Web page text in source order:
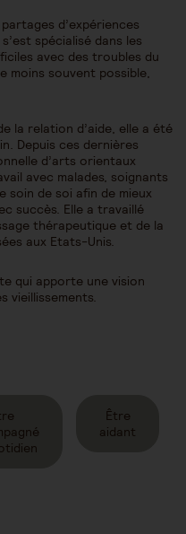
d’expériences
spécialisé dans les
avec des troubles du
moins souvent possible,
la relation d’aide, elle a été
Depuis ces dernières
d’arts orientaux
avec malades, soignants
soin de soi afin de mieux
succès. Elle a travaillé
thérapeutique et de la
aux Etats-Unis.
qui apporte une vision
vieillissements.
Être
aidant